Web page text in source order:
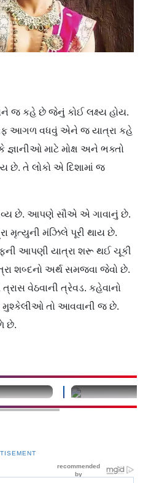
જ કહે છે જેનું કોઈ લક્ષ્ય હોય.
આગળ વધવું એને જ યાત્રા કહે
માટે મોક્ષ અને ભક્તો
છે. તે લોકો એ દિશામાં જ
છે. આપણે સૌએ એ ગાવાનું છે.
મૃત્યુની મંઝિલે પૂરી થાય છે.
આપણી યાત્રા શરૂ થઈ ચૂકી
શબ્દનો અર્થ સમજવા જેવો છે.
વેઠવાની ત્રેવડ. કહેવાનો
મુશ્કેલીઓ તો આવવાની જ છે.
છે.
undefined